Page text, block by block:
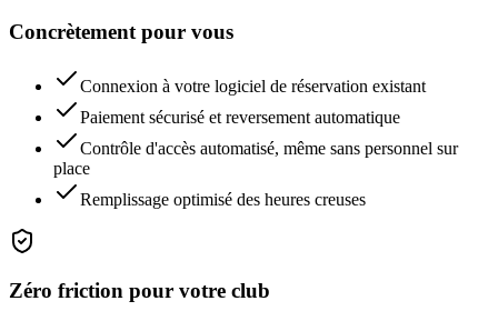
Concrètement pour vous
Connexion à votre logiciel de réservation existant
Paiement sécurisé et reversement automatique
Contrôle d'accès automatisé, même sans personnel sur
place
Remplissage optimisé des heures creuses
Zéro friction pour votre club